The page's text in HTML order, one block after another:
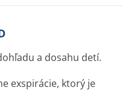
a dosahu detí.
exspirácie, ktorý je